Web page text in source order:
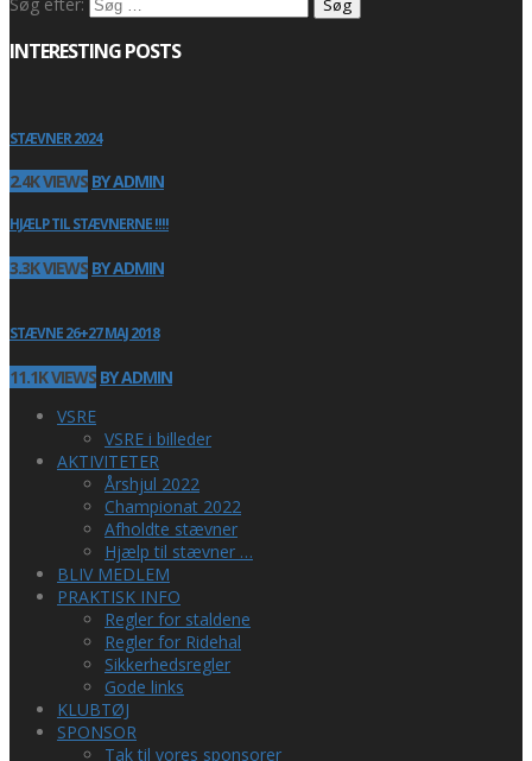
INTERESTING POSTS
STÆVNER 2024
2.4K VIEWS BY ADMIN
HJÆLP TIL STÆVNERNE !!!!
3.3K VIEWS BY ADMIN
STÆVNE 26+27 MAJ 2018
11.1K VIEWS BY ADMIN
VSRE
VSRE i billeder
AKTIVITETER
Årshjul 2022
Championat 2022
Afholdte stævner
Hjælp til stævner …
BLIV MEDLEM
PRAKTISK INFO
Regler for staldene
Regler for Ridehal
Sikkerhedsregler
Gode links
KLUBTØJ
SPONSOR
Tak til vores sponsorer